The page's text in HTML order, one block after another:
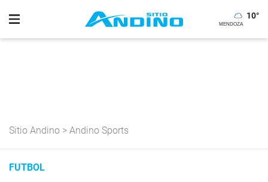
10°
Sitio Andino > Andino Sports
FUTBOL